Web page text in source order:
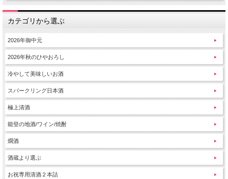
カテゴリから選ぶ
2026年御中元
2026年秋のひやおろし
冷やして美味しいお酒
スパークリング日本酒
極上清酒
能登の地酒/ワイン/焼酎
燗酒
酒蔵より選ぶ
お祝専用清酒２本詰